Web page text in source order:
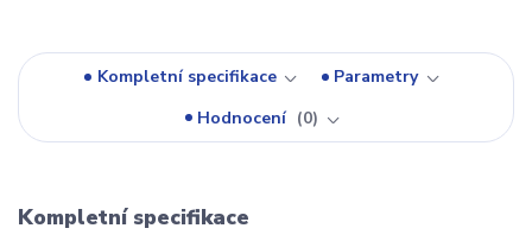
Kompletní specifikace
Parametry
Hodnocení
0
Kompletní specifikace